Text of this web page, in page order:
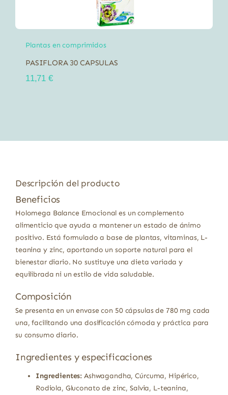
Plantas en comprimidos
PASIFLORA 30 CAPSULAS
11,71 €
Descripción del producto
Beneficios
Holomega Balance Emocional es un complemento
alimenticio que ayuda a mantener un estado de ánimo
positivo. Está formulado a base de plantas, vitaminas, L-
teanina y zinc, aportando un soporte natural para el
bienestar diario. No sustituye una dieta variada y
equilibrada ni un estilo de vida saludable.
Composición
Se presenta en un envase con 50 cápsulas de 780 mg cada
una, facilitando una dosificación cómoda y práctica para
su consumo diario.
Ingredientes y especificaciones
Ingredientes: Ashwagandha, Cúrcuma, Hipérico,
Rodiola, Gluconato de zinc, Salvia, L-teanina,